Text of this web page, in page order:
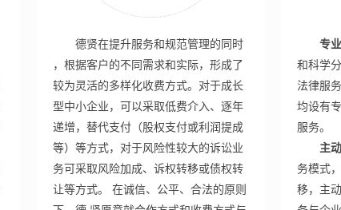
德贤在提升服务和规范管理的同时
，根据客户的不同需求和实际，形成了
较为灵活的多样化收费方式。对于成长
型中小企业，可以采取低费介入、逐年
递增，替代支付（股权支付或利润提成
等）等方式，对于风险性较大的诉讼业
务可采取风险加成、诉权转移或债权转
让等方式。 在诚信、公平、合法的原则
专
和科学
法律服
均设有
服务。
主
务模式
移，主